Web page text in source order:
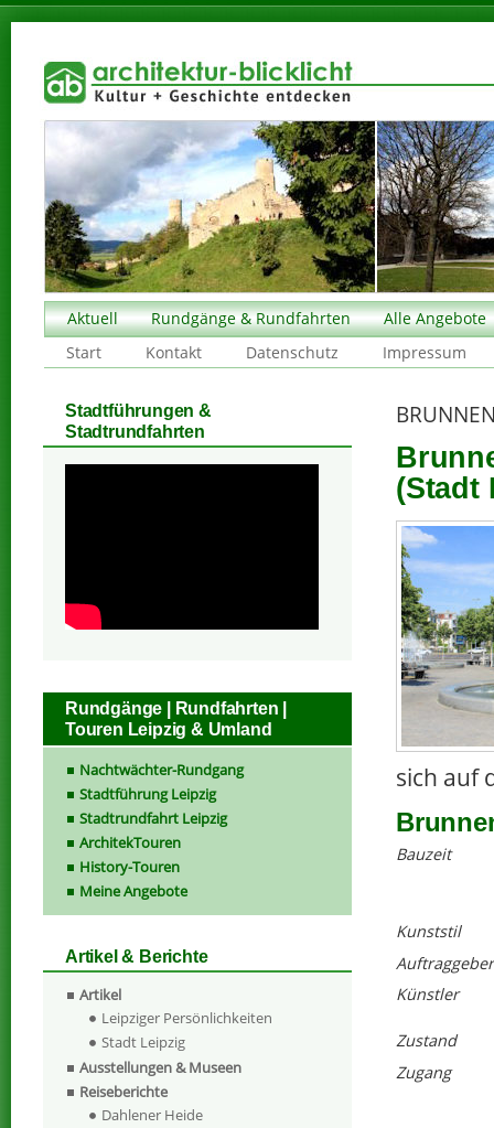
Aktuell Rundgänge & Rundfahrten
Alle Angebote
Start
Kontakt Datenschutz Impressum
(Stadt
sich auf
Bauzeit
Kunststil
Auftraggeber
Künstler
Zustand
Zugang
Stadtführungen &
Stadtrundfahrten
Rundgänge | Rundfahrten |
Touren Leipzig & Umland
Nachtwächter-Rundgang
Stadtführung Leipzig
Stadtrundfahrt Leipzig
ArchitekTouren
History-Touren
Meine Angebote
Artikel & Berichte
Artikel
Leipziger Persönlichkeiten
Stadt Leipzig
Ausstellungen & Museen
Reiseberichte
Dahlener Heide